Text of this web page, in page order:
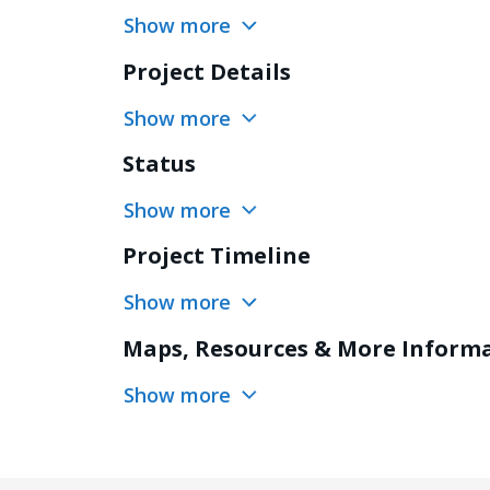
Show more
Project Details
Show more
Status
Show more
Project Timeline
Show more
Maps, Resources & More
Show more